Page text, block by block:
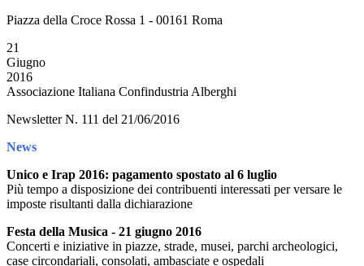
Piazza della Croce Rossa 1 - 00161 Roma
21
Giugno
2016
Associazione Italiana Confindustria Alberghi
Newsletter N. 111 del 21/06/2016
News
Unico e Irap 2016: pagamento spostato al 6 luglio
Più tempo a disposizione dei contribuenti interessati per versare le
imposte risultanti dalla dichiarazione
Festa della Musica - 21 giugno 2016
Concerti e iniziative in piazze, strade, musei, parchi archeologici,
case circondariali, consolati, ambasciate e ospedali